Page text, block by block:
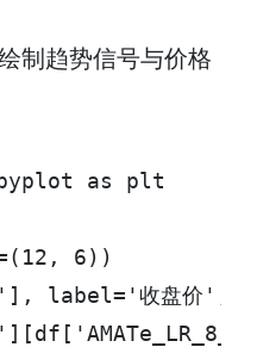
制趋势信号与价格
as plt
6))
label='收盘价',